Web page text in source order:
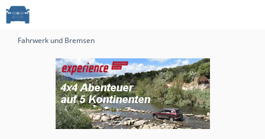
Fahrwerk und Bremsen